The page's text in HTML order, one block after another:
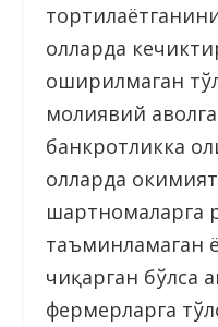
ҳолларда
оширилмаган
молиявий
банкротликка
ҳолларда
шартномаларга
таъминламаган
чиқарган бўлса
фермерларга